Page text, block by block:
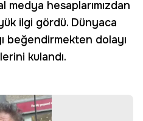
hesaplarımızdan
ilgi gördü. Dünyaca
beğendirmekten dolayı
kulandı.